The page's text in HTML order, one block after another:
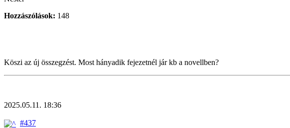
Hozzászólások: 148
Köszi az új összegzést. Most hányadik fejezetnél jár kb a novellben?
2025.05.11. 18:36
#437